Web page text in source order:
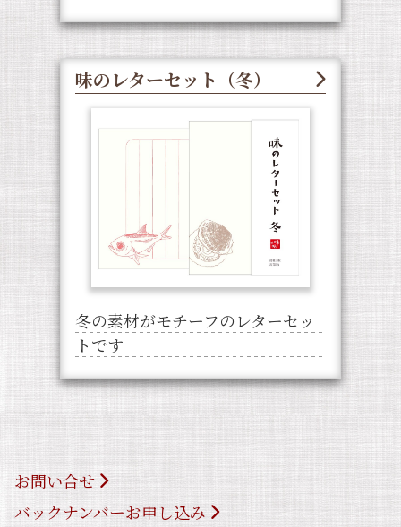
味のレターセット（冬）
冬の素材がモチーフのレターセッ
トです
お問い合せ
バックナンバーお申し込み